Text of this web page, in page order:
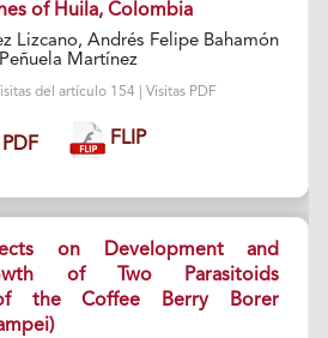
of Huila, Colombia
Lizcano, Andrés Felipe Bahamón
Martínez
del artículo 154 | Visitas PDF
FLIP
on Development and
of Two Parasitoids
of the Coffee Berry Borer